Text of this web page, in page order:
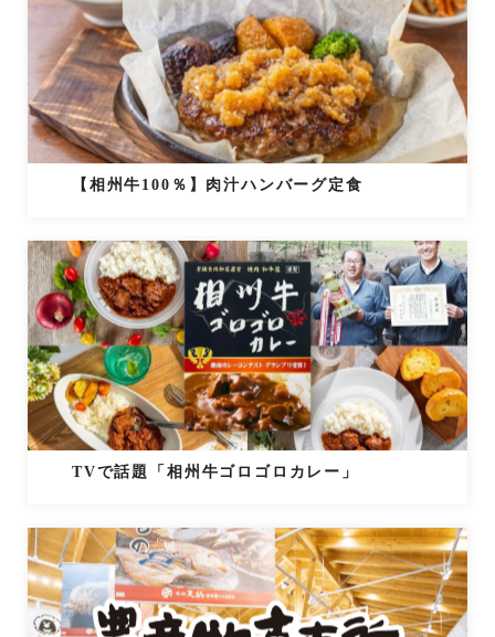
【相州牛100％】肉汁ハンバーグ定食
TVで話題「相州牛ゴロゴロカレー」